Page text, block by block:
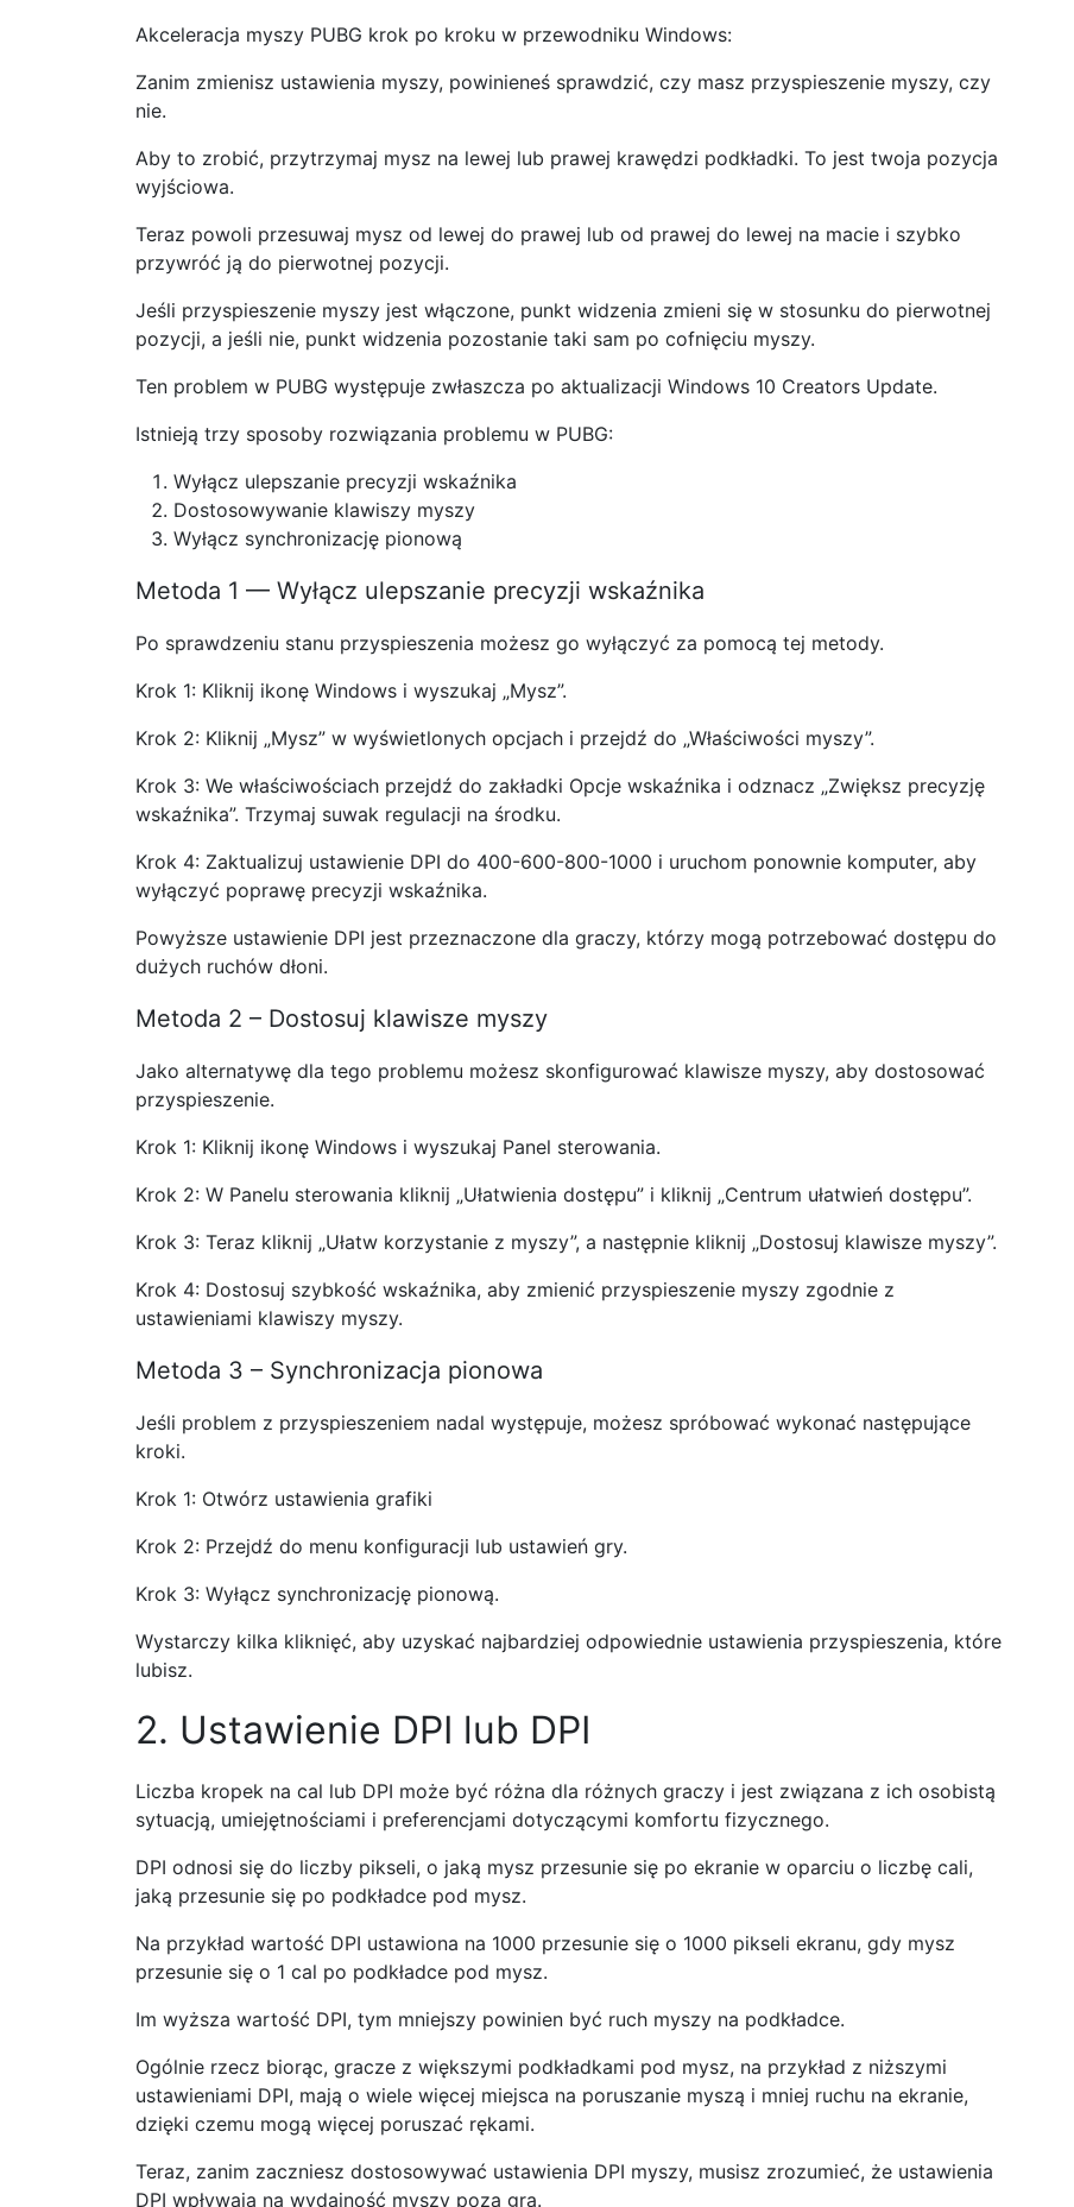
Akceleracja myszy PUBG krok po kroku w przewodniku Windows:
Zanim zmienisz ustawienia myszy, powinieneś sprawdzić, czy masz przyspieszenie myszy, czy
nie.
Aby to zrobić, przytrzymaj mysz na lewej lub prawej krawędzi podkładki. To jest twoja pozycja
wyjściowa.
Teraz powoli przesuwaj mysz od lewej do prawej lub od prawej do lewej na macie i szybko
przywróć ją do pierwotnej pozycji.
Jeśli przyspieszenie myszy jest włączone, punkt widzenia zmieni się w stosunku do pierwotnej
pozycji, a jeśli nie, punkt widzenia pozostanie taki sam po cofnięciu myszy.
Ten problem w PUBG występuje zwłaszcza po aktualizacji Windows 10 Creators Update.
Istnieją trzy sposoby rozwiązania problemu w PUBG:
Wyłącz ulepszanie precyzji wskaźnika
Dostosowywanie klawiszy myszy
Wyłącz synchronizację pionową
Metoda 1 — Wyłącz ulepszanie precyzji wskaźnika
Po sprawdzeniu stanu przyspieszenia możesz go wyłączyć za pomocą tej metody.
Krok 1: Kliknij ikonę Windows i wyszukaj „Mysz”.
Krok 2: Kliknij „Mysz” w wyświetlonych opcjach i przejdź do „Właściwości myszy”.
Krok 3: We właściwościach przejdź do zakładki Opcje wskaźnika i odznacz „Zwiększ precyzję
wskaźnika”. Trzymaj suwak regulacji na środku.
Krok 4: Zaktualizuj ustawienie DPI do 400-600-800-1000 i uruchom ponownie komputer, aby
wyłączyć poprawę precyzji wskaźnika.
Powyższe ustawienie DPI jest przeznaczone dla graczy, którzy mogą potrzebować dostępu do
dużych ruchów dłoni.
Metoda 2 – Dostosuj klawisze myszy
Jako alternatywę dla tego problemu możesz skonfigurować klawisze myszy, aby dostosować
przyspieszenie.
Krok 1: Kliknij ikonę Windows i wyszukaj Panel sterowania.
Krok 2: W Panelu sterowania kliknij „Ułatwienia dostępu” i kliknij „Centrum ułatwień dostępu”.
Krok 3: Teraz kliknij „Ułatw korzystanie z myszy”, a następnie kliknij „Dostosuj klawisze myszy”.
Krok 4: Dostosuj szybkość wskaźnika, aby zmienić przyspieszenie myszy zgodnie z
ustawieniami klawiszy myszy.
Metoda 3 – Synchronizacja pionowa
Jeśli problem z przyspieszeniem nadal występuje, możesz spróbować wykonać następujące
kroki.
Krok 1: Otwórz ustawienia grafiki
Krok 2: Przejdź do menu konfiguracji lub ustawień gry.
Krok 3: Wyłącz synchronizację pionową.
Wystarczy kilka kliknięć, aby uzyskać najbardziej odpowiednie ustawienia przyspieszenia, które
lubisz.
2. Ustawienie DPI lub DPI
Liczba kropek na cal lub DPI może być różna dla różnych graczy i jest związana z ich osobistą
sytuacją, umiejętnościami i preferencjami dotyczącymi komfortu fizycznego.
DPI odnosi się do liczby pikseli, o jaką mysz przesunie się po ekranie w oparciu o liczbę cali,
jaką przesunie się po podkładce pod mysz.
Na przykład wartość DPI ustawiona na 1000 przesunie się o 1000 pikseli ekranu, gdy mysz
przesunie się o 1 cal po podkładce pod mysz.
Im wyższa wartość DPI, tym mniejszy powinien być ruch myszy na podkładce.
Ogólnie rzecz biorąc, gracze z większymi podkładkami pod mysz, na przykład z niższymi
ustawieniami DPI, mają o wiele więcej miejsca na poruszanie myszą i mniej ruchu na ekranie,
dzięki czemu mogą więcej poruszać rękami.
Teraz, zanim zaczniesz dostosowywać ustawienia DPI myszy, musisz zrozumieć, że ustawienia
DPI wpływają na wydajność myszy poza grą.